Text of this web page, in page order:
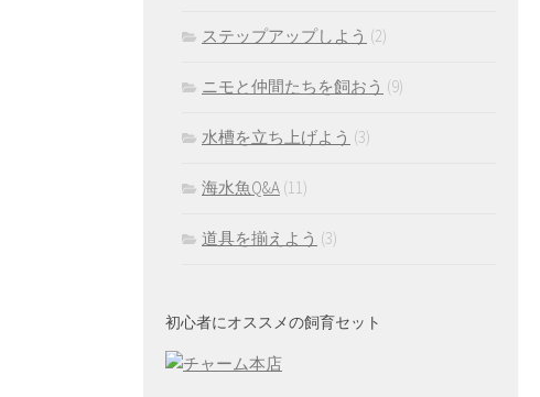
ステップアップしよう (2)
ニモと仲間たちを飼おう (9)
水槽を立ち上げよう (3)
海水魚Q&A (11)
道具を揃えよう (3)
初心者にオススメの飼育セット